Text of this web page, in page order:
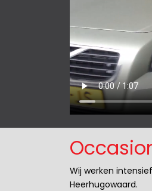
Wij werken
Heerhugowaard.